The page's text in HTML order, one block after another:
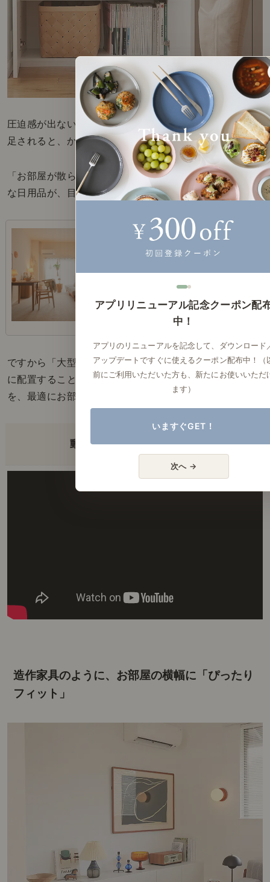
圧迫感が出ないわりには、壁一面の収納力がお部屋に
足されると、かなりの日用品をしまうことができます。
「お部屋が散らかって見える。」原因の多くは、雑多
な日用品が、目に付く場所に溢れているからです。
センスのいらないインテリア｜お
部屋を広く、すっきり見せるテク
同じお部屋の広さであっても「広く感
じさせる」スタイリングをご紹介しま
ですから「大型の収納家具」を「壁に馴染ませるよう」
に配置することで、賃貸などのお部屋でも十分な収納
を、最適にお部屋にプラスすることができるのです。
動画でも解説しています。
造作家具のように、お部屋の横幅に「ぴったり
フィット」
アプリリニューアル記念クーポン配
中！
アプリのリニューアルを記念して、ダウンロード
アップデートですぐに使えるクーポン配布中！（
前にご利用いただいた方も、新たにお使いいただ
ます）
いますぐGET！
次へ →